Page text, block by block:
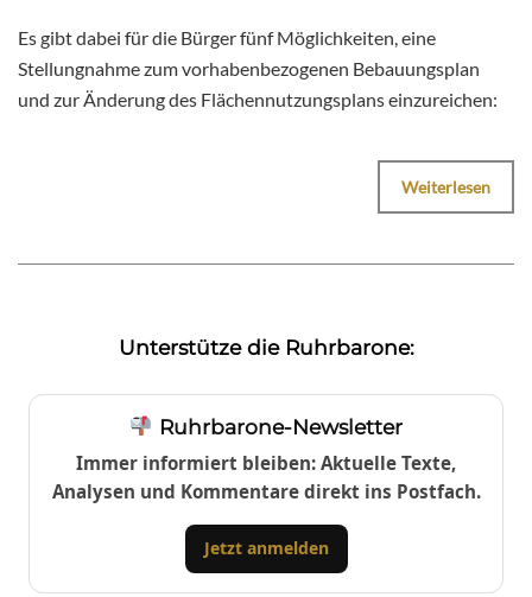
Es gibt dabei für die Bürger fünf Möglichkeiten, eine
Stellungnahme zum vorhabenbezogenen Bebauungsplan
und zur Änderung des Flächennutzungsplans einzureichen:
Weiterlesen
Unterstütze die Ruhrbarone:
Ruhrbarone-Newsletter
Immer informiert bleiben: Aktuelle Texte,
Analysen und Kommentare direkt ins Postfach.
Jetzt anmelden